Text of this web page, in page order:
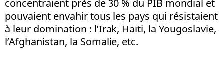
concentraient près de 30 % du PIB mondial et
pouvaient envahir tous les pays qui résistaient
à leur domination : l’Irak, Haïti, la Yougoslavie,
l’Afghanistan, la Somalie, etc.